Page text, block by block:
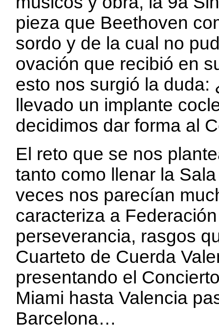
pieza que Beethoven
sordo y de la cual no
ovación que recibió en
esto nos surgió la duda:
llevado un implante
decidimos dar forma al
El reto que se nos
tanto como llenar la
veces nos parecían
caracteriza a
perseverancia, rasgos
Cuarteto de Cuerda
presentando el
Miami hasta Valencia
Barcelona…